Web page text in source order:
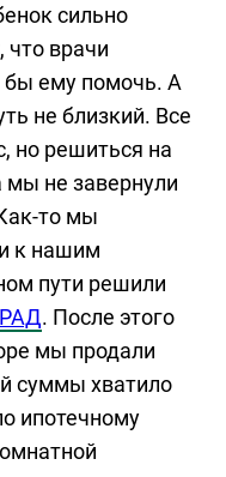
сильно
что врачи
бы ему помочь. А
не близкий. Все
но решиться на
мы не завернули
то мы
к нашим
пути решили
. После этого
мы продали
суммы хватило
ипотечному